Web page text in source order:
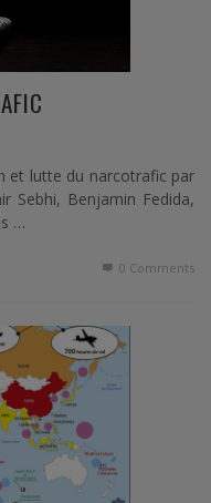
et lutte du narcotrafic par
Sebhi, Benjamin Fedida,
…
0 Comments